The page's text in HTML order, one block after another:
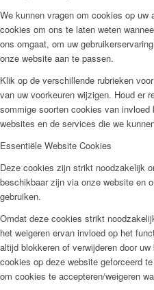
We kunnen vragen om cookies op uw
cookies om ons te laten weten
ons omgaat, om uw
onze website aan te passen.
Klik op de verschillende rubrieken
van uw voorkeuren wijzigen. Houd er
sommige soorten cookies van
websites en de services die we
Essentiële Website Cookies
Deze cookies zijn strikt noodzakelijk
beschikbaar zijn via onze website en
gebruiken.
Omdat deze cookies strikt
het weigeren ervan invloed op het
altijd blokkeren of verwijderen door
cookies op deze website geforceerd
om cookies te accepteren/weigeren